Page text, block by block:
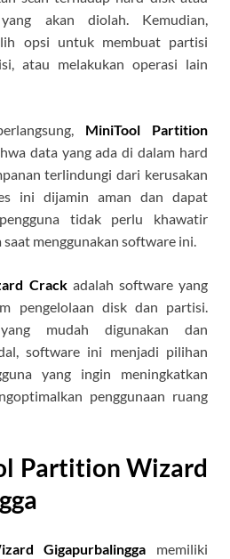
akan diolah. Kemudian,
opsi untuk membuat partisi
atau melakukan operasi lain
MiniTool Partition
data yang ada di dalam hard
terlindungi dari kerusakan
ini dijamin aman dan dapat
tidak perlu khawatir
menggunakan software ini.
Crackadalah software yang
pengelolaan disk dan partisi.
mudah digunakan dan
software ini menjadi pilihan
yang ingin meningkatkan
penggunaan ruang
Partition Wizard
Gigapurbalingga memiliki